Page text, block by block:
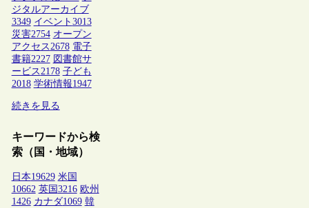
ジタルアーカイブ
3349 イベント 3013
災害2754 オープン
アクセス 2678 電子
書籍2227 図書館サ
ービス 2178 子ども
2018 学術情報1947
続きを見る
キーワードから検
索（国・地域）
日本19629 米国
10662 英国 3216 欧州
1426 カナダ1069 韓